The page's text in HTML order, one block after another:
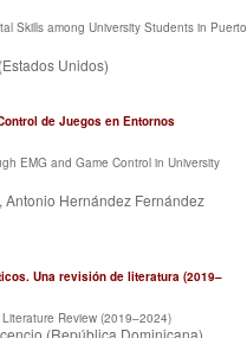
Skills among University Students in Puerto
Unidos)
de Juegos en Entornos
EMG and Game Control in University
Hernández Fernández
Una revisión de literatura (2019–
Review (2019–2024)
(República Dominicana),